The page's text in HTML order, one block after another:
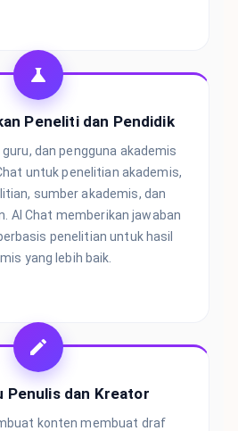
Peneliti dan Pendidik
dan pengguna akademis
untuk penelitian akademis,
sumber akademis, dan
AI Chat memberikan jawaban
penelitian untuk hasil
yang lebih baik.
Penulis dan Kreator
konten membuat draf